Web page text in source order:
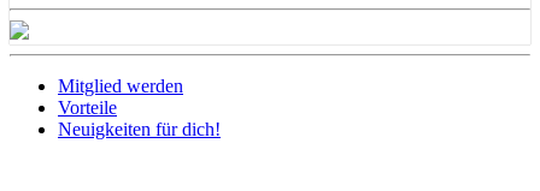
Mitglied werden
Vorteile
Neuigkeiten für dich!